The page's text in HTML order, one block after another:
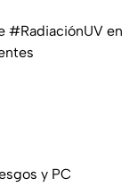
#RadiaciónUV en
y PC